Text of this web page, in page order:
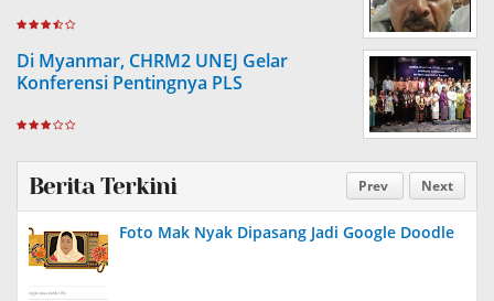
Di Myanmar, CHRM2 UNEJ Gelar
Konferensi Pentingnya PLS
Prev Next
Berita Terkini
Foto Mak Nyak Dipasang Jadi Google Doodle